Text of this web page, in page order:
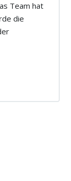
Team hat
die